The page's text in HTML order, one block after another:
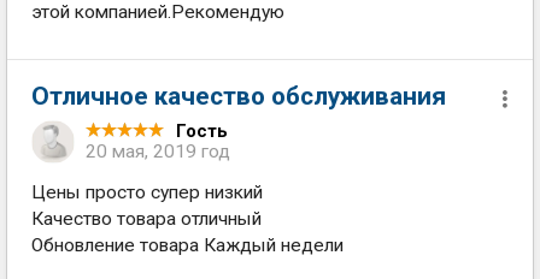
этой компанией.Рекомендую
Отличное качество обслуживания
Гость
20 мая, 2019 год
Цены просто супер низкий
Качество товара отличный
Обновление товара Каждый недели